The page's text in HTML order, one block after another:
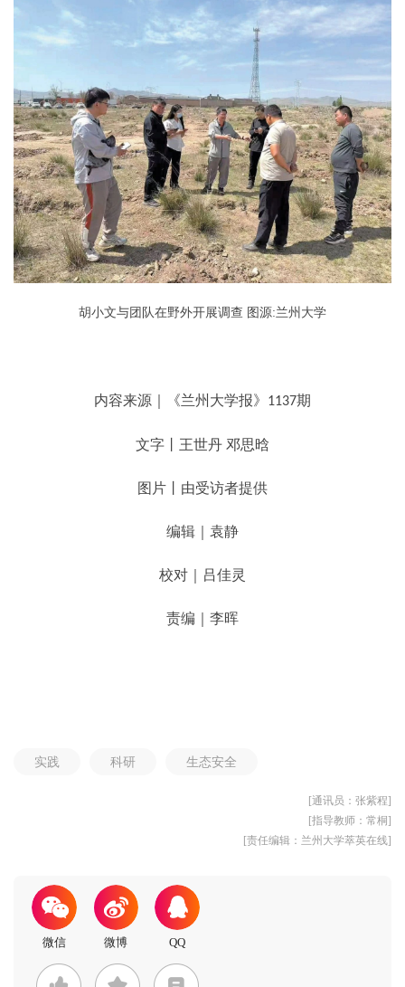
胡小文与团队在野外开展调查 图源:兰州大学
内容来源｜《兰州大学报》 1137期
文字丨王世丹 邓思晗
图片丨由受访者提供
编辑｜袁静
校对｜吕佳灵
责编｜李晖
实践 科研 生态安全
[通讯员：张紫程]
[指导教师：常桐]
[责任编辑：兰州大学萃英在线]